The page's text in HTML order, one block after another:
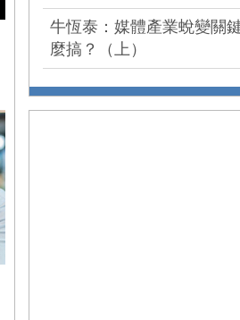
牛恆泰：媒體產業蛻變關
麼搞？（上）